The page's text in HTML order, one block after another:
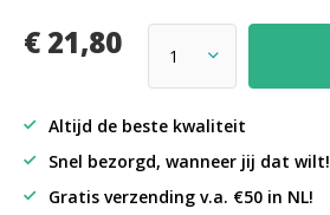
€ 21,80
Altijd de beste kwaliteit
Snel bezorgd, wanneer jij dat wilt!
Gratis verzending v.a. €50 in NL!